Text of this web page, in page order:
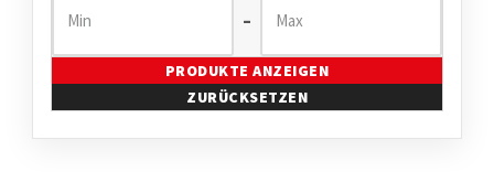
–
PRODUKTE ANZEIGEN
ZURÜCKSETZEN